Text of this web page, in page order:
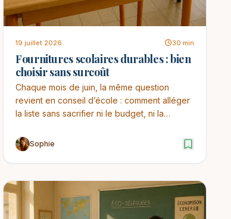
19 juillet 2026 30 min
Fournitures scolaires durables : bien
choisir sans surcoût
Chaque mois de juin, la même question
revient en conseil d’école : comment alléger
la liste sans sacrifier ni le budget, ni la
Sophie